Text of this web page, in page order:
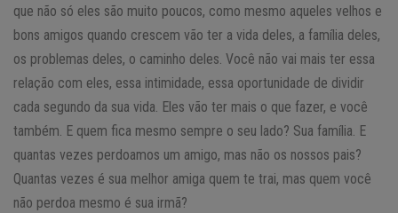
que não só eles são muito poucos, como mesmo aqueles velhos e
bons amigos quando crescem vão ter a vida deles, a família deles,
os problemas deles, o caminho deles. Você não vai mais ter essa
relação com eles, essa intimidade, essa oportunidade de dividir
cada segundo da sua vida. Eles vão ter mais o que fazer, e você
também. E quem fica mesmo sempre o seu lado? Sua família. E
quantas vezes perdoamos um amigo, mas não os nossos pais?
Quantas vezes é sua melhor amiga quem te trai, mas quem você
não perdoa mesmo é sua irmã?